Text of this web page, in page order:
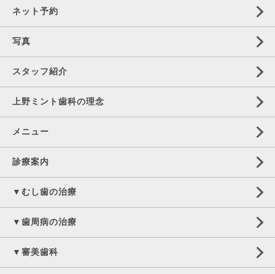
ネット予約
写真
スタッフ紹介
上野ミント歯科の理念
メニュー
診療案内
▼むし歯の治療
▼歯周病の治療
▼審美歯科